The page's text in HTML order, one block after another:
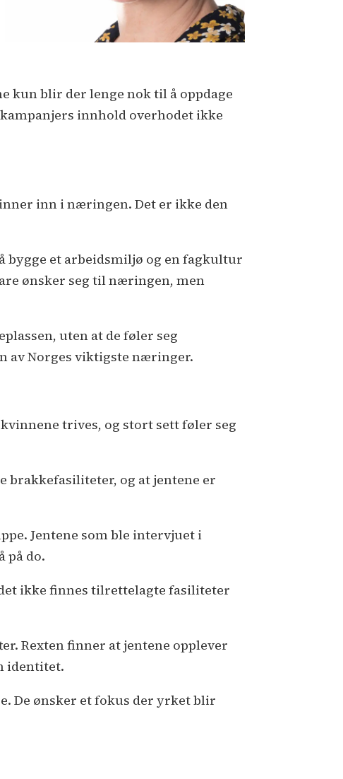
kun blir der lenge nok til å oppdage
innhold overhodet ikke
inn i næringen. Det er ikke den
bygge et arbeidsmiljø og en fagkultur
ønsker seg til næringen, men
uten at de føler seg
av Norges viktigste næringer.
trives, og stort sett føler seg
og at jentene er
Jentene som ble intervjuet i
på do.
ikke finnes tilrettelagte fasiliteter
Rexten finner at jentene opplever
identitet.
De ønsker et fokus der yrket blir